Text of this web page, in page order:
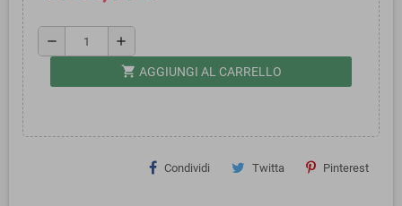
remove add
shopping_cart AGGIUNGI AL CARRELLO
Condividi Twitta Pinterest